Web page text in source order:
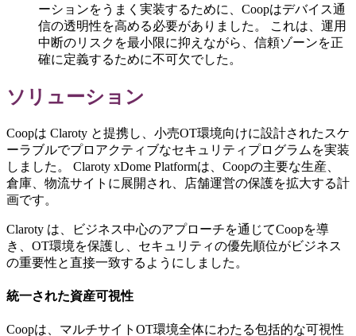
ーションをうまく実装するために、Coopはデバイス通
信の透明性を高める必要がありました。 これは、運用
中断のリスクを最小限に抑えながら、信頼ゾーンを正
確に定義するために不可欠でした。
ソリューション
Coopは Claroty と提携し、小売OT環境向けに設計されたスケ
ーラブルでプロアクティブなセキュリティプログラムを実装
しました。 Claroty xDome Platformは、Coopの主要な生産、
倉庫、物流サイトに展開され、店舗運営の保護を拡大する計
画です。
Claroty は、ビジネス中心のアプローチを通じてCoopを導
き、OT環境を保護し、セキュリティの優先順位がビジネス
の重要性と直接一致するようにしました。
統一された資産可視性
Coopは、マルチサイトOT環境全体にわたる包括的な可視性